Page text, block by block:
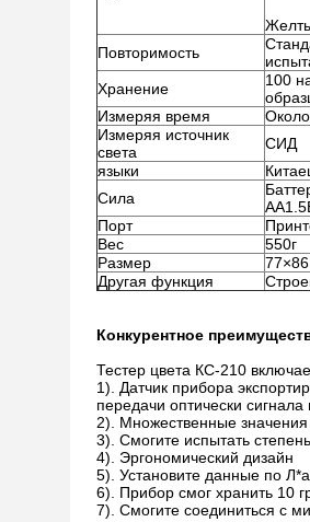
Повторимость
Хранение
100
Измеряя время
Измеряя источник
света
СИД
языки
Сила
Порт
Вес
550г
Размер
Другая функция
Конкурентное
Тестер цвета КС-210
1). Датчик прибора
передачи оптически сигнала
2). Множественные значения
3). Смогите испытать
4). Эргономический дизайн
5). Установите данные по
6). Прибор смог хранить 10
7). Смогите соединиться с